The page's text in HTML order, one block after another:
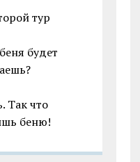
тур
будет
Так что
беню!